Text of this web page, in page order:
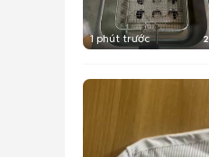
1 phút trước 2